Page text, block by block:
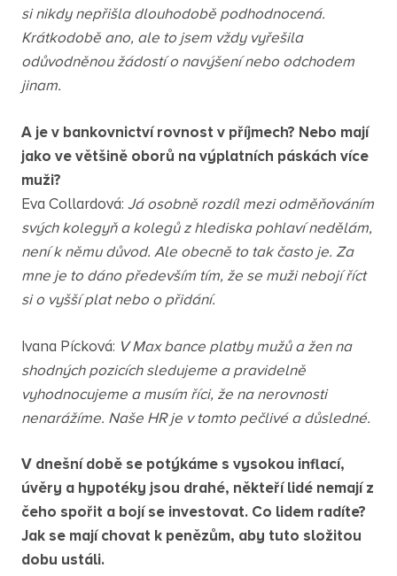
si nikdy nepřišla dlouhodobě podhodnocená.
Krátkodobě ano, ale to jsem vždy vyřešila
odůvodněnou žádostí o navýšení nebo odchodem
jinam.
A je v bankovnictví rovnost v příjmech? Nebo mají
jako ve většině oborů na výplatních páskách více
muži?
Eva Collardová: Já osobně rozdíl mezi odměňováním
svých kolegyň a kolegů z hlediska pohlaví nedělám,
není k němu důvod. Ale obecně to tak často je. Za
mne je to dáno především tím, že se muži nebojí říct
si o vyšší plat nebo o přidání.
Ivana Pícková: V Max bance platby mužů a žen na
shodných pozicích sledujeme a pravidelně
vyhodnocujeme a musím říci, že na nerovnosti
nenarážíme. Naše HR je v tomto pečlivé a důsledné.
V dnešní době se potýkáme s vysokou inflací,
úvěry a hypotéky jsou drahé, někteří lidé nemají z
čeho spořit a bojí se investovat. Co lidem radíte?
Jak se mají chovat k penězům, aby tuto složitou
dobu ustáli.